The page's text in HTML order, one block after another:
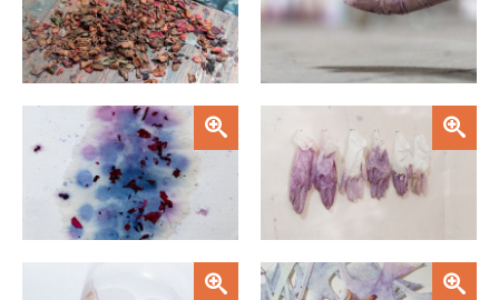
Zoom